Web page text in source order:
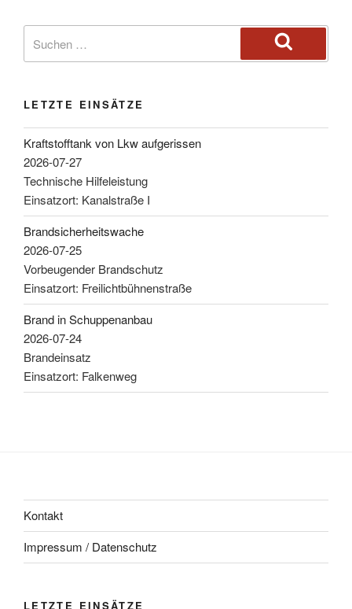
LETZTE EINSÄTZE
Kraftstofftank von Lkw aufgerissen
2026-07-27
Technische Hilfeleistung
Einsatzort: Kanalstraße I
Brandsicherheitswache
2026-07-25
Vorbeugender Brandschutz
Einsatzort: Freilichtbühnenstraße
Brand in Schuppenanbau
2026-07-24
Brandeinsatz
Einsatzort: Falkenweg
Kontakt
Impressum / Datenschutz
LETZTE EINSÄTZE